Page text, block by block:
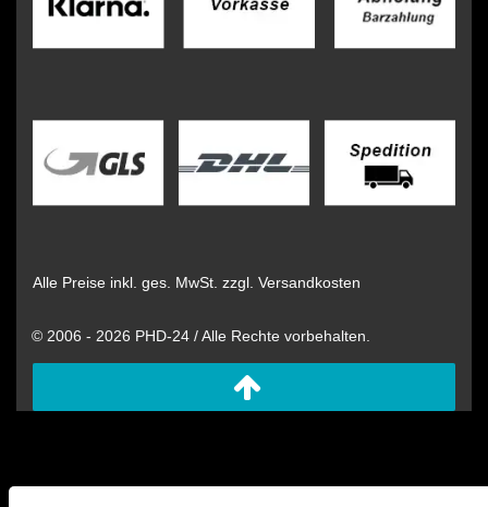
Alle Preise inkl. ges. MwSt. zzgl. Versandkosten
© 2006 - 2026 PHD-24 / Alle Rechte vorbehalten.